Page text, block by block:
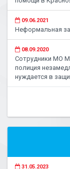
09.06.2021
Неформальная
08.09.2020
Сотрудники МО
полиция
нуждается в
31.05.2023